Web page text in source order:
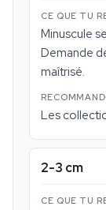
Minuscule
Demande
maîtrisé.
Les
2-3 cm